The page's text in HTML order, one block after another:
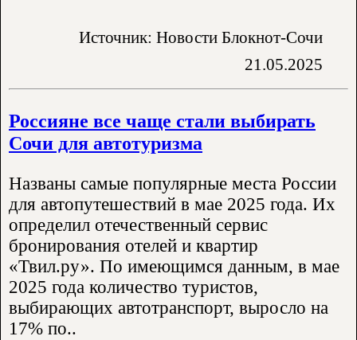
Источник: Новости Блокнот-Сочи
21.05.2025
Россияне все чаще стали выбирать
Сочи для автотуризма
Названы самые популярные места России
для автопутешествий в мае 2025 года. Их
определил отечественный сервис
бронирования отелей и квартир
«Твил.ру». По имеющимся данным, в мае
2025 года количество туристов,
выбирающих автотранспорт, выросло на
17% по..